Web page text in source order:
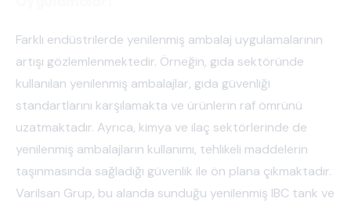
Farklı endüstrilerde yenilenmiş ambalaj uygulamalarının
artışı gözlemlenmektedir. Örneğin, gıda sektöründe
kullanılan yenilenmiş ambalajlar, gıda güvenliği
standartlarını karşılamakta ve ürünlerin raf ömrünü
uzatmaktadır. Ayrıca, kimya ve ilaç sektörlerinde de
yenilenmiş ambalajların kullanımı, tehlikeli maddelerin
taşınmasında sağladığı güvenlik ile ön plana çıkmaktadır.
Varilsan Grup, bu alanda sunduğu yenilenmiş IBC tank ve